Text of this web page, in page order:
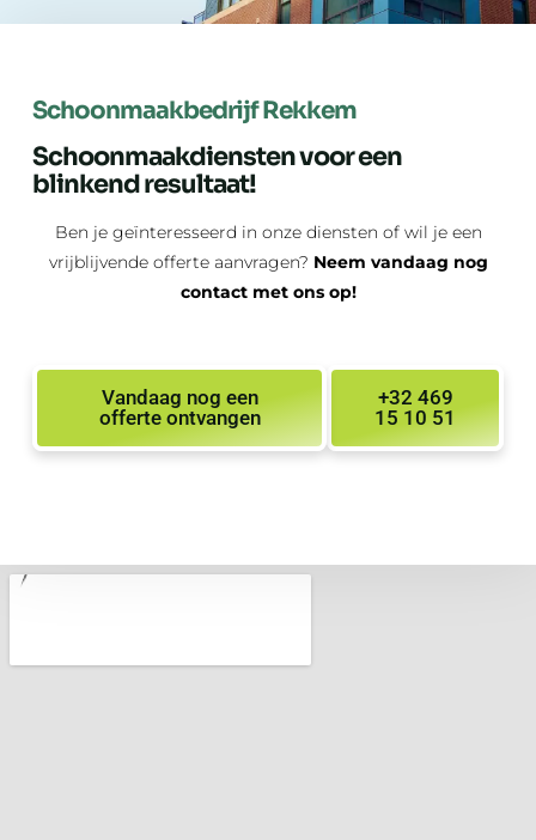
Schoonmaakbedrijf Rekkem
Schoonmaakdiensten voor een
blinkend resultaat!
Ben je geïnteresseerd in onze diensten of wil je een
vrijblijvende offerte aanvragen? Neem vandaag nog
contact met ons op!
+32 469
15 10 51
Vandaag nog een
offerte ontvangen